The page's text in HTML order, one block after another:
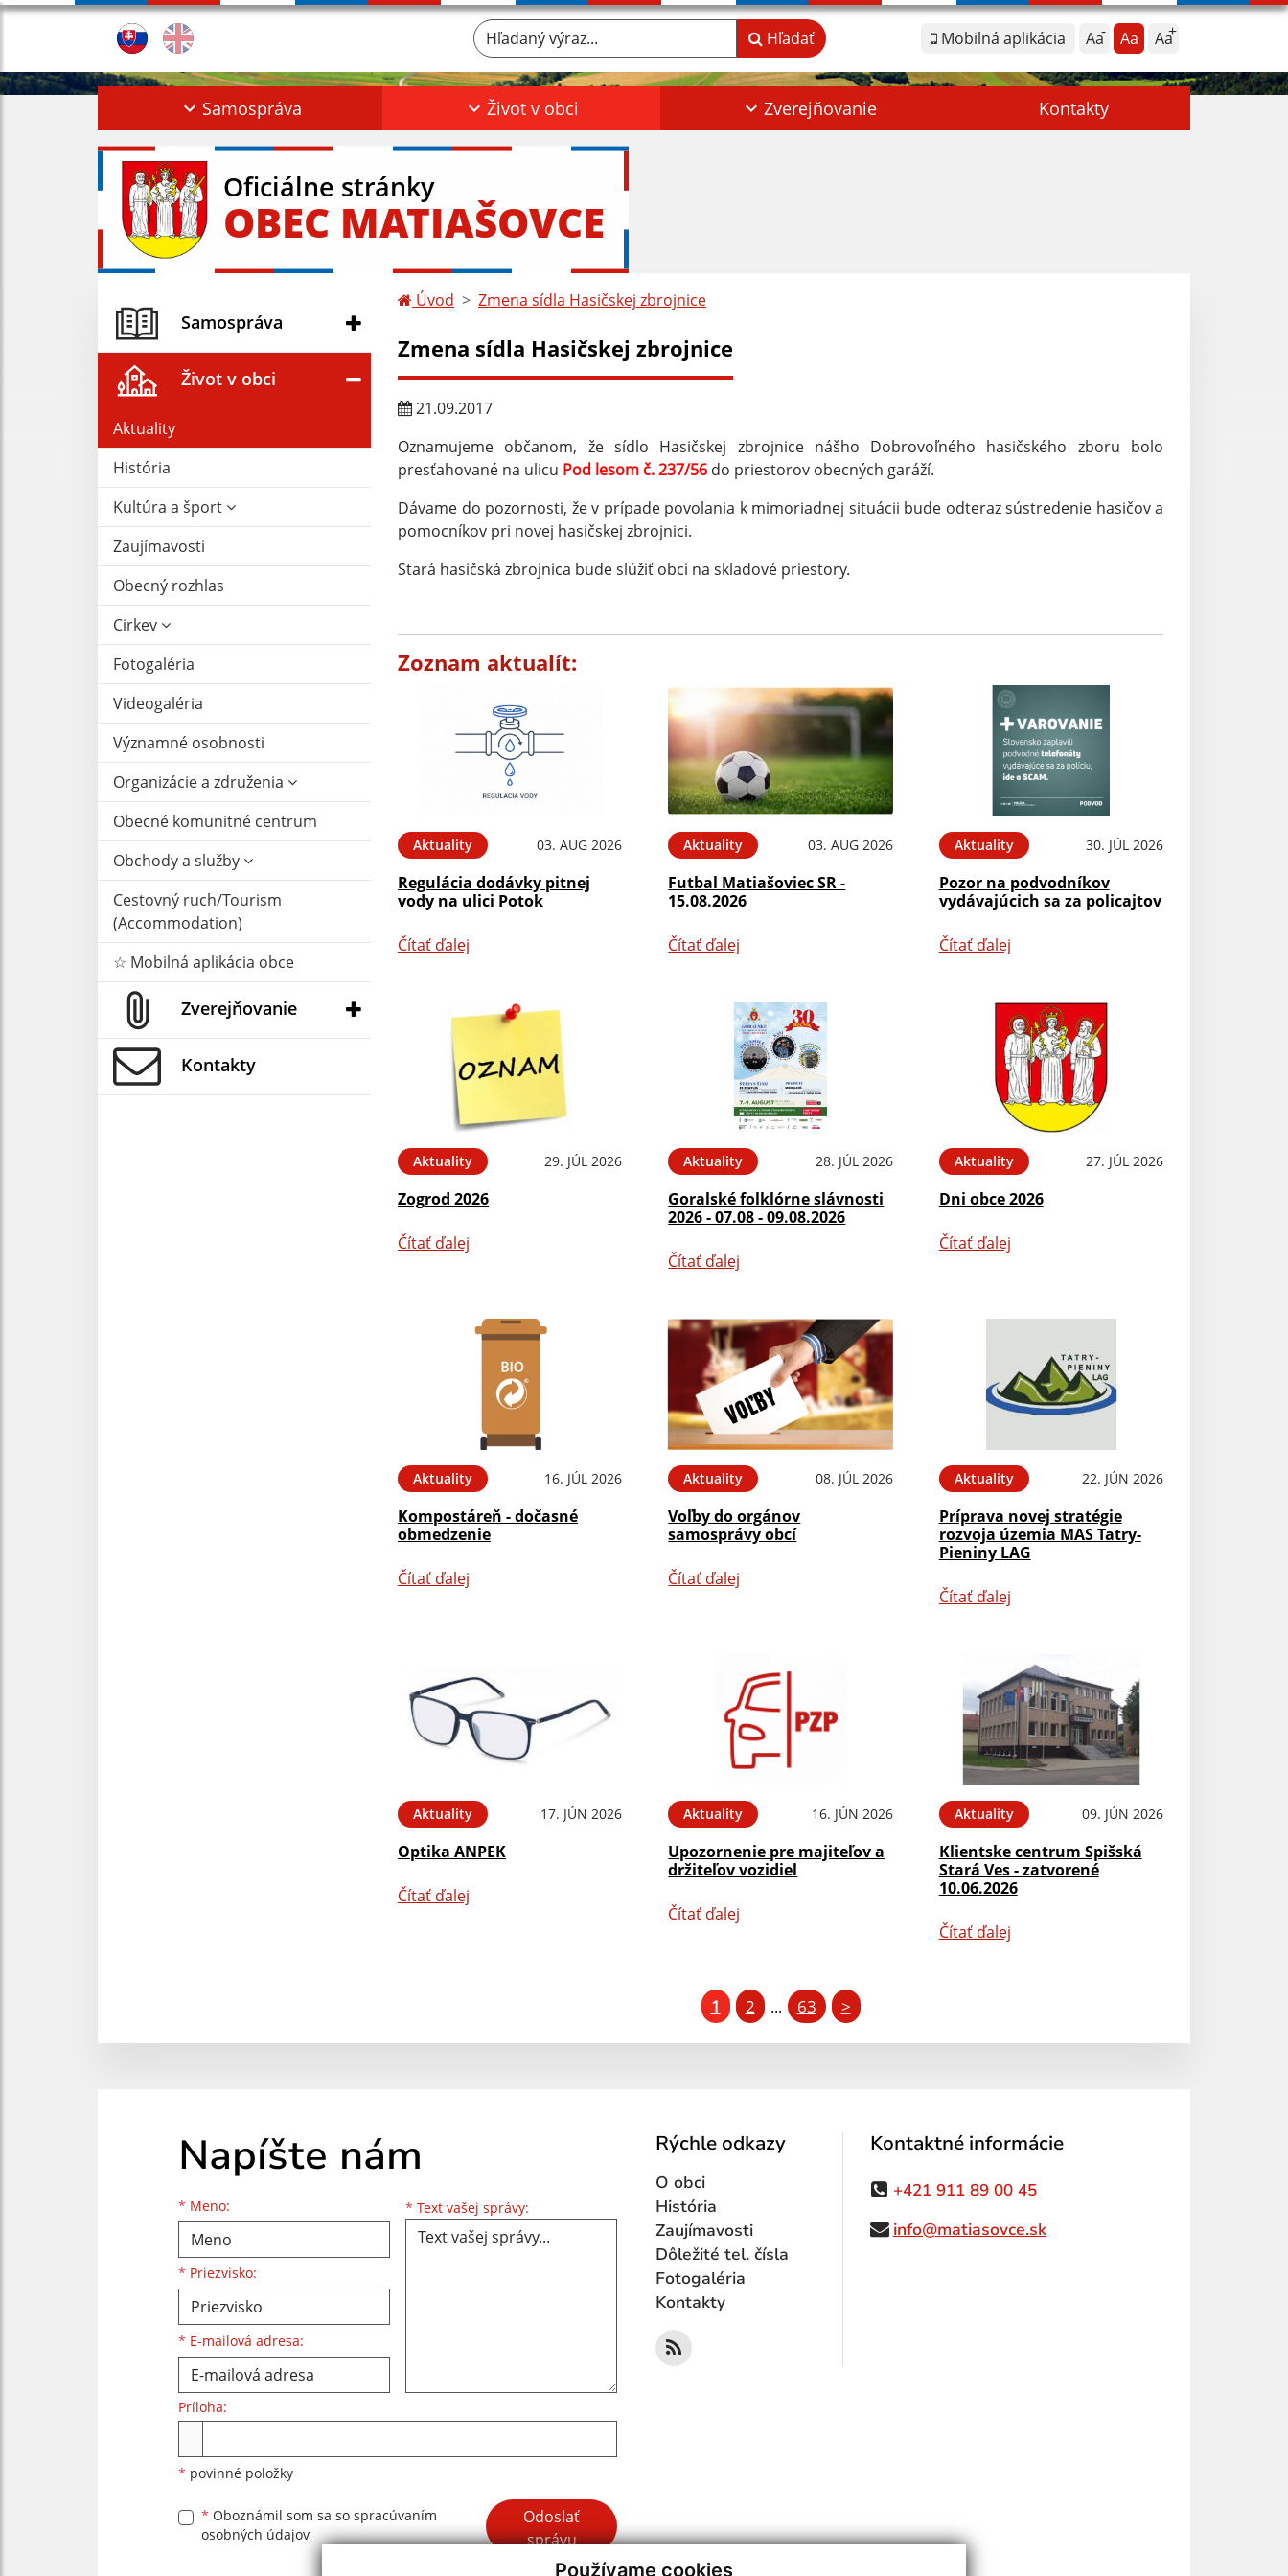
Používame cookies
Mobilná aplikácia Aa Aa Aa
Hľadaný výraz... Hľadať
Samospráva Život v obci Zverejňovanie Kontakty
Oficiálne stránky
OBEC MATIAŠOVCE
Samospráva
Život v obci
Aktuality
História
Kultúra a šport
Zaujímavosti
Obecný rozhlas
Cirkev
Fotogaléria
Videogaléria
Významné osobnosti
Organizácie a združenia
Obecné komunitné centrum
Obchody a služby
Cestovný ruch/Tourism
(Accommodation)
☆ Mobilná aplikácia obce
Zverejňovanie
Kontakty
Úvod Zmena sídla Hasičskej zbrojnice
Zmena sídla Hasičskej zbrojnice
21.09.2017
Oznamujeme občanom, že sídlo Hasičskej zbrojnice nášho Dobrovoľného hasičského zboru bolo
presťahované na ulicu Pod lesom č. 237/56 do priestorov obecných garáží.
Dávame do pozornosti, že v prípade povolania k mimoriadnej situácii bude odteraz sústredenie hasičov a
pomocníkov pri novej hasičskej zbrojnici.
Stará hasičská zbrojnica bude slúžiť obci na skladové priestory.
Zoznam aktualít:
Aktuality 03. AUG 2026
Regulácia dodávky pitnej
vody na ulici Potok
Čítať ďalej
Aktuality 03. AUG 2026
Futbal Matiašoviec SR -
15.08.2026
Čítať ďalej
Aktuality 30. JÚL 2026
Pozor na podvodníkov
vydávajúcich sa za policajtov
Čítať ďalej
Aktuality 29. JÚL 2026
Zogrod 2026
Čítať ďalej
Aktuality 28. JÚL 2026
Goralské folklórne slávnosti
2026 - 07.08 - 09.08.2026
Čítať ďalej
Aktuality 27. JÚL 2026
Dni obce 2026
Čítať ďalej
Aktuality 16. JÚL 2026
Kompostáreň - dočasné
obmedzenie
Čítať ďalej
Aktuality 08. JÚL 2026
Voľby do orgánov
samosprávy obcí
Čítať ďalej
Aktuality 22. JÚN 2026
Príprava novej stratégie
rozvoja územia MAS Tatry-
Pieniny LAG
Čítať ďalej
Aktuality 17. JÚN 2026
Optika ANPEK
Čítať ďalej
Aktuality 16. JÚN 2026
Upozornenie pre majiteľov a
držiteľov vozidiel
Čítať ďalej
Aktuality 09. JÚN 2026
Klientske centrum Spišská
Stará Ves - zatvorené
10.06.2026
Čítať ďalej
1 2 ... 63 >
Napíšte nám
* Meno:
Meno
* Priezvisko:
Priezvisko
* E-mailová adresa:
E-mailová adresa * Text vašej správy: Text vašej správy...
Príloha:
* povinné položky
* Oboznámil som sa so spracúvaním
osobných údajov
Google reCaptcha Response
Odoslať
správu
Rýchle odkazy
O obci
História
Zaujímavosti
Dôležité tel. čísla
Fotogaléria
Kontakty
Kontaktné informácie
+421 911 89 00 45
info@matiasovce.sk